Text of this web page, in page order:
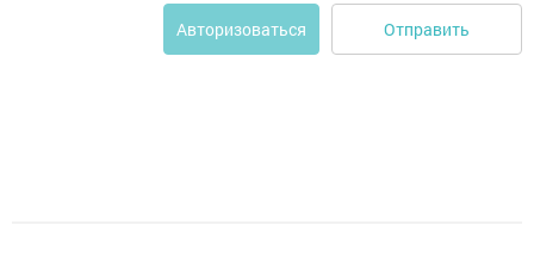
Авторизоваться Отправить